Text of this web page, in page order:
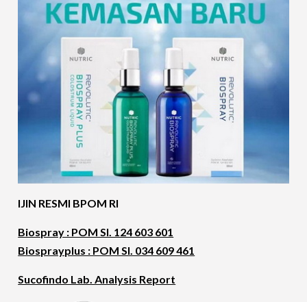
IJIN RESMI BPOM RI
Biospray : POM SI. 124 603 601
Biosprayplus : POM SI. 034 609 461
Sucofindo Lab. Analysis Report